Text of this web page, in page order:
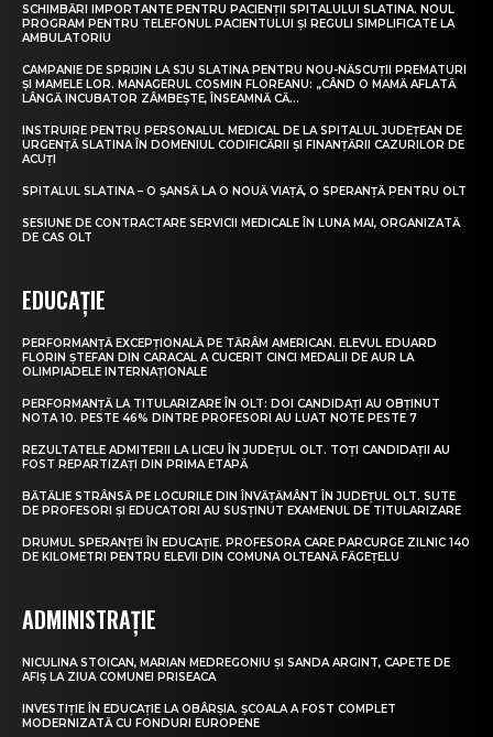
SCHIMBĂRI IMPORTANTE PENTRU PACIENȚII SPITALULUI SLATINA. NOUL
PROGRAM PENTRU TELEFONUL PACIENTULUI ȘI REGULI SIMPLIFICATE LA
AMBULATORIU
CAMPANIE DE SPRIJIN LA SJU SLATINA PENTRU NOU-NĂSCUȚII PREMATURI
ȘI MAMELE LOR. MANAGERUL COSMIN FLOREANU: „CÂND O MAMĂ AFLATĂ
LÂNGĂ INCUBATOR ZÂMBEȘTE, ÎNSEAMNĂ CĂ...
INSTRUIRE PENTRU PERSONALUL MEDICAL DE LA SPITALUL JUDEȚEAN DE
URGENȚĂ SLATINA ÎN DOMENIUL CODIFICĂRII ȘI FINANȚĂRII CAZURILOR DE
ACUȚI
SPITALUL SLATINA – O ȘANSĂ LA O NOUĂ VIAȚĂ, O SPERANȚĂ PENTRU OLT
SESIUNE DE CONTRACTARE SERVICII MEDICALE ÎN LUNA MAI, ORGANIZATĂ
DE CAS OLT
EDUCAȚIE
PERFORMANȚĂ EXCEPȚIONALĂ PE TĂRÂM AMERICAN. ELEVUL EDUARD
FLORIN ȘTEFAN DIN CARACAL A CUCERIT CINCI MEDALII DE AUR LA
OLIMPIADELE INTERNAȚIONALE
PERFORMANȚĂ LA TITULARIZARE ÎN OLT: DOI CANDIDAȚI AU OBȚINUT
NOTA 10. PESTE 46% DINTRE PROFESORI AU LUAT NOTE PESTE 7
REZULTATELE ADMITERII LA LICEU ÎN JUDEȚUL OLT. TOȚI CANDIDAȚII AU
FOST REPARTIZAȚI DIN PRIMA ETAPĂ
BĂTĂLIE STRÂNSĂ PE LOCURILE DIN ÎNVĂȚĂMÂNT ÎN JUDEȚUL OLT. SUTE
DE PROFESORI ȘI EDUCATORI AU SUSȚINUT EXAMENUL DE TITULARIZARE
DRUMUL SPERANȚEI ÎN EDUCAȚIE. PROFESORA CARE PARCURGE ZILNIC 140
DE KILOMETRI PENTRU ELEVII DIN COMUNA OLTEANĂ FĂGEȚELU
ADMINISTRAȚIE
NICULINA STOICAN, MARIAN MEDREGONIU ȘI SANDA ARGINT, CAPETE DE
AFIȘ LA ZIUA COMUNEI PRISEACA
INVESTIȚIE ÎN EDUCAȚIE LA OBÂRȘIA. ȘCOALA A FOST COMPLET
MODERNIZATĂ CU FONDURI EUROPENE